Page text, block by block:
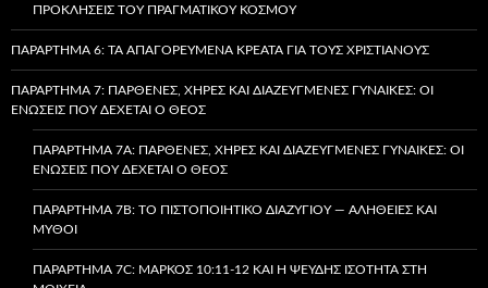
ΠΡΟΚΛΉΣΕΙΣ ΤΟΥ ΠΡΑΓΜΑΤΙΚΟΎ ΚΌΣΜΟΥ
ΠΑΡΆΡΤΗΜΑ 6: ΤΑ ΑΠΑΓΟΡΕΥΜΈΝΑ ΚΡΈΑΤΑ ΓΙΑ ΤΟΥΣ ΧΡΙΣΤΙΑΝΟΎΣ
ΠΑΡΆΡΤΗΜΑ 7: ΠΑΡΘΈΝΕΣ, ΧΉΡΕΣ ΚΑΙ ΔΙΑΖΕΥΓΜΈΝΕΣ ΓΥΝΑΊΚΕΣ: ΟΙ
ΕΝΏΣΕΙΣ ΠΟΥ ΔΈΧΕΤΑΙ Ο ΘΕΌΣ
ΠΑΡΆΡΤΗΜΑ 7A: ΠΑΡΘΈΝΕΣ, ΧΉΡΕΣ ΚΑΙ ΔΙΑΖΕΥΓΜΈΝΕΣ ΓΥΝΑΊΚΕΣ: ΟΙ
ΕΝΏΣΕΙΣ ΠΟΥ ΔΈΧΕΤΑΙ Ο ΘΕΌΣ
ΠΑΡΆΡΤΗΜΑ 7B: ΤΟ ΠΙΣΤΟΠΟΙΗΤΙΚΌ ΔΙΑΖΥΓΊΟΥ — ΑΛΉΘΕΙΕΣ ΚΑΙ
ΜΎΘΟΙ
ΠΑΡΆΡΤΗΜΑ 7C: ΜΆΡΚΟΣ 10:11-12 ΚΑΙ Η ΨΕΥΔΉΣ ΙΣΌΤΗΤΑ ΣΤΗ